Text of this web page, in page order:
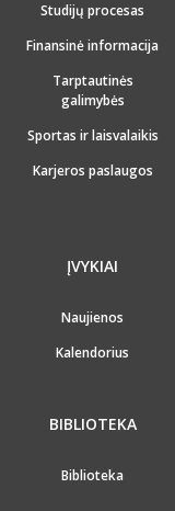
Studijų procesas
Finansinė informacija
Tarptautinės
galimybės
Sportas ir laisvalaikis
Karjeros paslaugos
ĮVYKIAI
Naujienos
Kalendorius
BIBLIOTEKA
Biblioteka